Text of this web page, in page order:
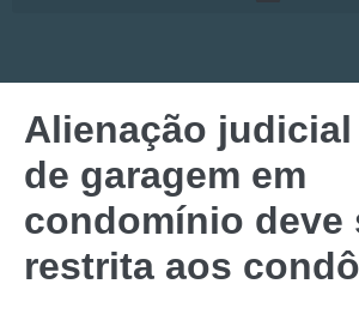
Alienação judicial
de garagem em
condomínio deve
restrita aos